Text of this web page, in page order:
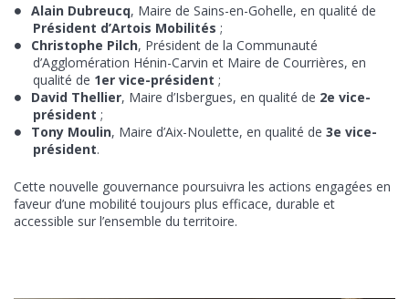
Alain Dubreucq, Maire de Sains-en-Gohelle, en qualité de
Président d’Artois Mobilités ;
Christophe Pilch, Président de la Communauté
d’Agglomération Hénin-Carvin et Maire de Courrières, en
qualité de 1er vice-président ;
David Thellier, Maire d’Isbergues, en qualité de 2e vice-
président ;
Tony Moulin, Maire d’Aix-Noulette, en qualité de3e vice-
président.
Cette nouvelle gouvernance poursuivra les actions engagées en
faveur d’une mobilité toujours plus efficace, durable et
accessible sur l’ensemble du territoire.